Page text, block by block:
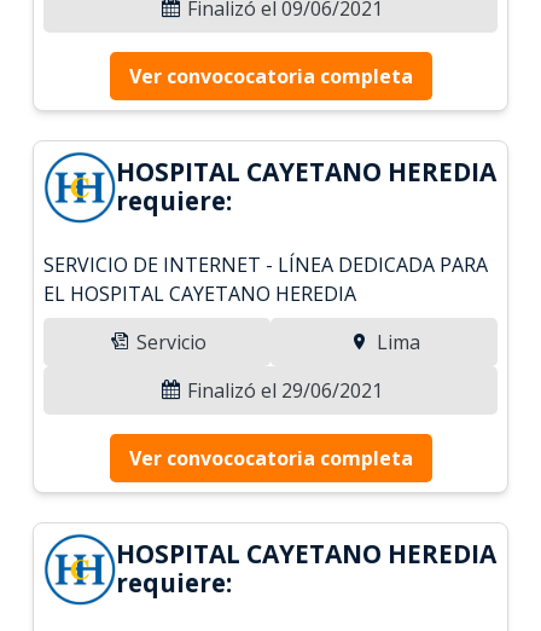
Finalizó el 09/06/2021
Ver convococatoria completa
HOSPITAL CAYETANO HEREDIA
requiere:
SERVICIO DE INTERNET - LÍNEA DEDICADA PARA
EL HOSPITAL CAYETANO HEREDIA
Servicio
Lima
Finalizó el 29/06/2021
Ver convococatoria completa
HOSPITAL CAYETANO HEREDIA
requiere: